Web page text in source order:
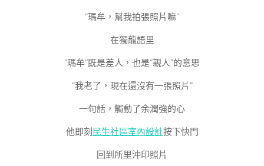
“瑪牟，幫我拍張照片嘛”
在獨龍語里
“瑪牟”既是差人，也是“親人”的意思
“我老了，現在還沒有一張照片”
一句話，觸動了余潤強的心
他即刻 民生社區室內設計按下快門
回到所里沖印照片